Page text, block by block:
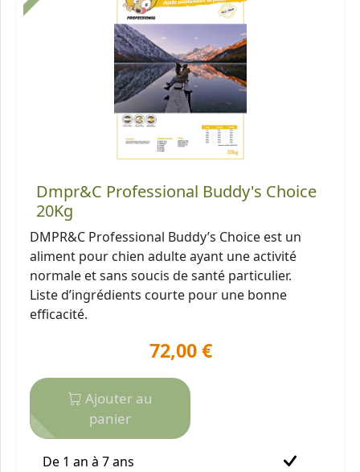
Dmpr&C Professional Buddy's Choice
20Kg
DMPR&C Professional Buddy’s Choice est un
aliment pour chien adulte ayant une activité
normale et sans soucis de santé particulier.
Liste d’ingrédients courte pour une bonne
efficacité.
72,00 €
Ajouter au
panier
De 1 an à 7 ans